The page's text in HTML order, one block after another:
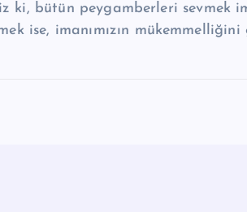
ki, bütün peygamberleri sevmek
ise, imanımızın